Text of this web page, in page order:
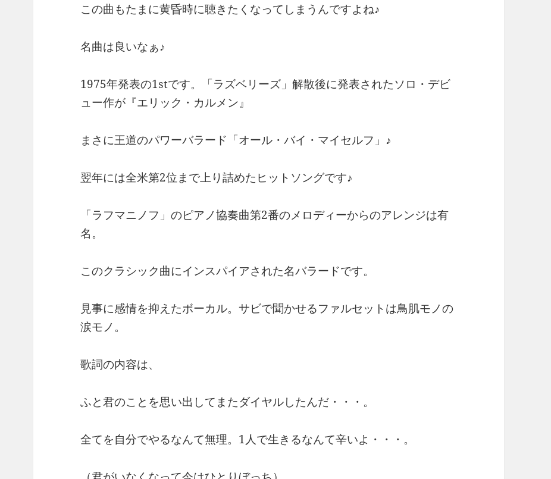
この曲もたまに黄昏時に聴きたくなってしまうんですよね♪
名曲は良いなぁ♪
1975年発表の1stです。「ラズベリーズ」解散後に発表されたソロ・デビ
ュー作が『エリック・カルメン』
まさに王道のパワーバラード「オール・バイ・マイセルフ」♪
翌年には全米第2位まで上り詰めたヒットソングです♪
「ラフマニノフ」のピアノ協奏曲第2番のメロディーからのアレンジは有
名。
このクラシック曲にインスパイアされた名バラードです。
見事に感情を抑えたボーカル。サビで聞かせるファルセットは鳥肌モノの
涙モノ。
歌詞の内容は、
ふと君のことを思い出してまたダイヤルしたんだ・・・。
全てを自分でやるなんて無理。1人で生きるなんて辛いよ・・・。